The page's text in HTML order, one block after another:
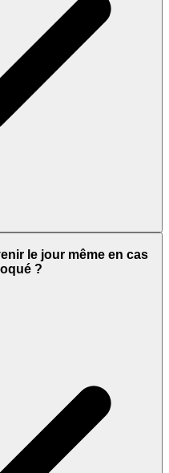
le jour même en cas
?